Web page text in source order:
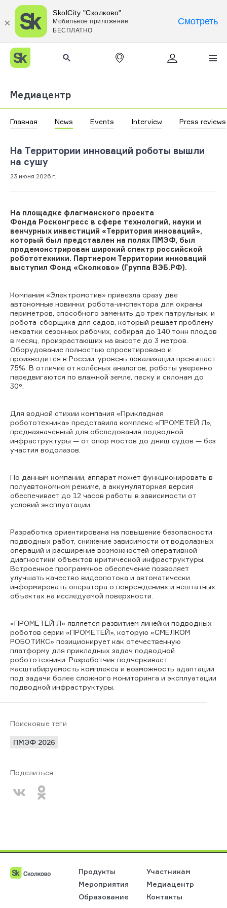
SkolCity "Сколково"
Мобильное приложение
БЕСПЛАТНО
Смотреть
Медиацентр
Главная News Events Interview Press reviews
На Территории инноваций роботы вышли
на сушу
23 июня 2026 г.
На площадке флагманского проекта
Фонда Росконгресс в сфере технологий, науки и
венчурных инвестиций «Территория инноваций»,
который был представлен на полях ПМЭФ, был
продемонстрирован широкий спектр российской
робототехники. Партнером Территории инноваций
выступил Фонд «Сколково» (Группа ВЭБ.РФ).
Компания «Электромотив» привезла сразу две
автономные новинки: робота-инспектора для охраны
периметров, способного заменить до трех патрульных, и
робота-сборщика для садов, который решает проблему
нехватки сезонных рабочих, собирая до 140 тонн плодов
в месяц, произрастающих на высоте до 3 метров.
Оборудование полностью спроектировано и
производится в России, уровень локализации превышает
75%. В отличие от колёсных аналогов, роботы уверенно
передвигаются по влажной земле, песку и склонам до
30°.
Для водной стихии компания «Прикладная
робототехника» представила комплекс «ПРОМЕТЕЙ Л»,
предназначенный для обследования подводной
инфраструктуры — от опор мостов до днищ судов — без
участия водолазов.
По данным компании, аппарат может функционировать в
полуавтономном режиме, а аккумуляторная версия
обеспечивает до 12 часов работы в зависимости от
условий эксплуатации.
Разработка ориентирована на повышение безопасности
подводных работ, снижение зависимости от водолазных
операций и расширение возможностей оперативной
диагностики объектов критической инфраструктуры.
Встроенное программное обеспечение позволяет
улучшать качество видеопотока и автоматически
информировать оператора о повреждениях и нештатных
объектах на исследуемой поверхности.
«ПРОМЕТЕЙ Л» является развитием линейки подводных
роботов серии «ПРОМЕТЕЙ», которую «СМЕЛКОМ
РОБОТИКС» позиционирует как отечественную
платформу для прикладных задач подводной
робототехники. Разработчик подчеркивает
масштабируемость комплекса и возможность адаптации
под задачи более сложного мониторинга и эксплуатации
подводной инфраструктуры
Поисковые теги
ПМЭФ 2026
Поделиться
Продукты
Участникам
Мероприятия
Медиацентр
Образование
Контакты